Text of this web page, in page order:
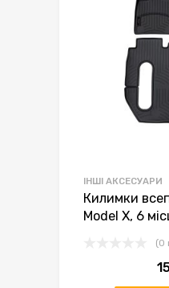
ІНШІ АКСЕСУАРИ
Килимки
Model X, 6
(0